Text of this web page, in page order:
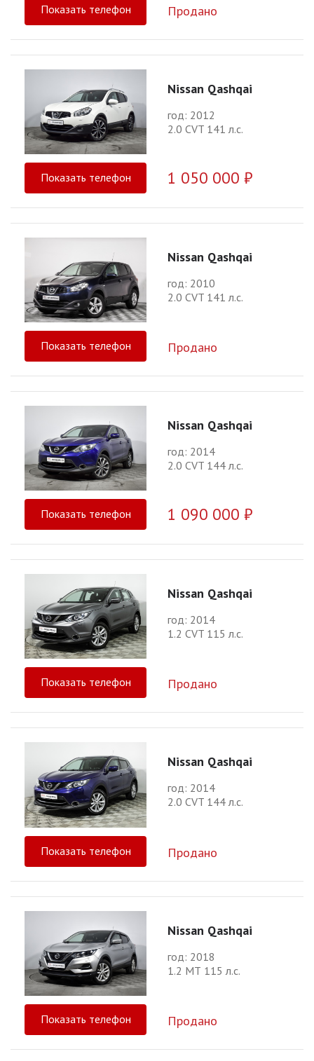
Показать телефон Продано
Nissan Qashqai
год: 2012
2.0 CVT 141 л.с.
Показать телефон 1 050 000 ₽
Nissan Qashqai
год: 2010
2.0 CVT 141 л.с.
Показать телефон Продано
Nissan Qashqai
год: 2014
2.0 CVT 144 л.с.
Показать телефон 1 090 000 ₽
Nissan Qashqai
год: 2014
1.2 CVT 115 л.с.
Показать телефон Продано
Nissan Qashqai
год: 2014
2.0 CVT 144 л.с.
Показать телефон Продано
Nissan Qashqai
год: 2018
1.2 МТ 115 л.с.
Показать телефон Продано